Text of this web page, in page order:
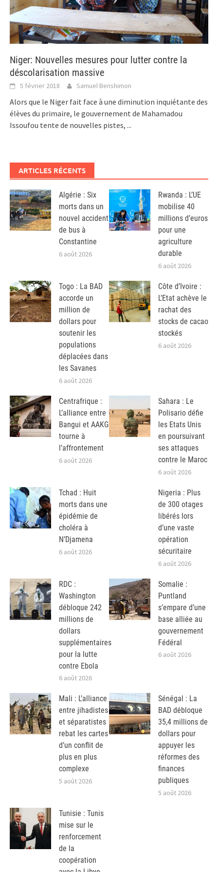
Niger: Nouvelles mesures pour lutter contre la
déscolarisation massive
5 février 2018 Samuel Benshimon
Alors que le Niger fait face à une diminution inquiétante des
élèves du primaire, le gouvernement de Mahamadou
Issoufou tente de nouvelles pistes, ...
ARTICLES RÉCENTS
Algérie : Six
morts dans un
nouvel accident
de bus à
Constantine
6 août 2026
Rwanda : L’UE
mobilise 40
millions d’euros
pour une
agriculture
durable
6 août 2026
Togo : La BAD
accorde un
million de
dollars pour
soutenir les
populations
déplacées dans
les Savanes
6 août 2026
Côte d’Ivoire :
L’Etat achève le
rachat des
stocks de cacao
stockés
6 août 2026
Centrafrique :
L’alliance entre
Bangui et AAKG
tourne à
l’affrontement
6 août 2026
Sahara : Le
Polisario défie
les Etats Unis
en poursuivant
ses attaques
contre le Maroc
6 août 2026
Tchad : Huit
morts dans une
épidémie de
choléra à
N’Djamena
6 août 2026
Nigeria : Plus
de 300 otages
libérés lors
d’une vaste
opération
sécuritaire
6 août 2026
RDC :
Washington
débloque 242
millions de
dollars
supplémentaires
pour la lutte
contre Ebola
6 août 2026
Somalie :
Puntland
s’empare d’une
base alliée au
gouvernement
Fédéral
6 août 2026
Mali : L’alliance
entre jihadistes
et séparatistes
rebat les cartes
d’un conflit de
plus en plus
complexe
5 août 2026
Sénégal : La
BAD débloque
35,4 millions de
dollars pour
appuyer les
réformes des
finances
publiques
5 août 2026
Tunisie : Tunis
mise sur le
renforcement
de la
coopération